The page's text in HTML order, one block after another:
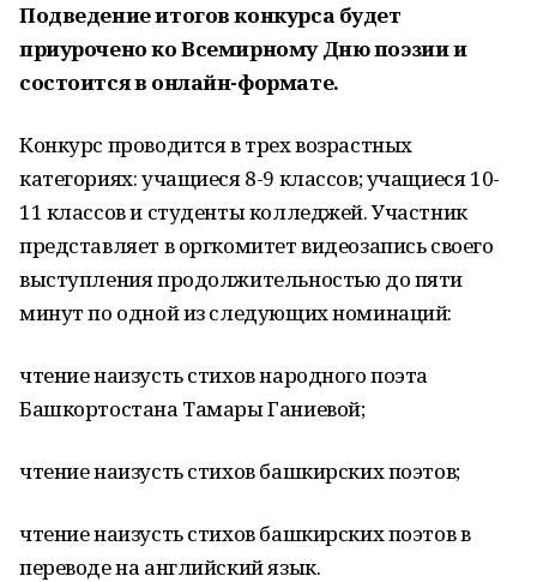
Подведение итогов конкурса будет
приурочено ко Всемирному Дню поэзии и
состоится в онлайн-формате.
Конкурс проводится в трех возрастных
категориях: учащиеся 8-9 классов; учащиеся 10-
11 классов и студенты колледжей. Участник
представляет в оргкомитет видеозапись своего
выступления продолжительностью до пяти
минут по одной из следующих номинаций:
чтение наизусть стихов народного поэта
Башкортостана Тамары Ганиевой;
чтение наизусть стихов башкирских поэтов;
чтение наизусть стихов башкирских поэтов в
переводе на английский язык.